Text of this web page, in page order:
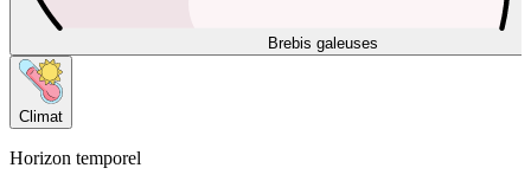
Brebis galeuses
Climat
Horizon temporel